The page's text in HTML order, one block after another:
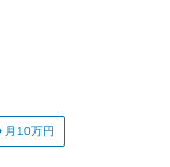
月10万円